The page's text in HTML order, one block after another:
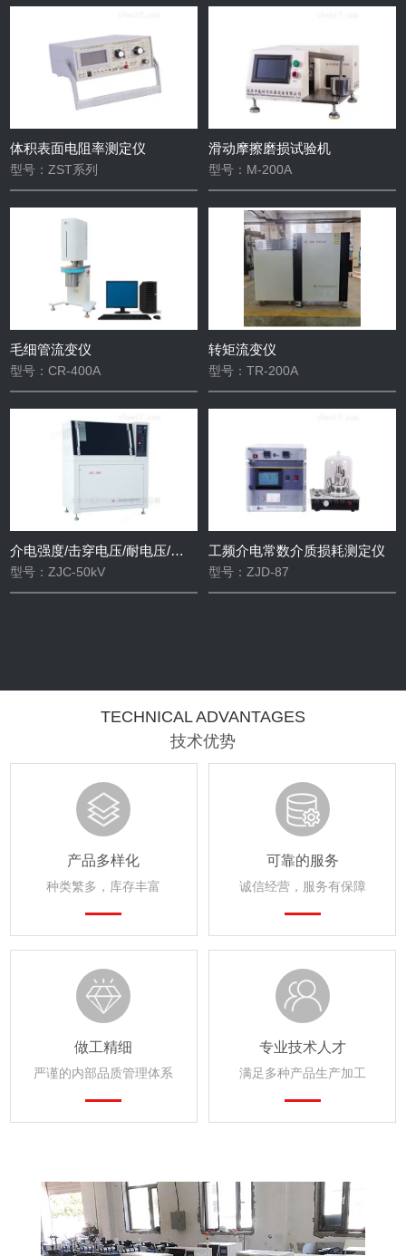
体积表面电阻率测定仪
型号：ZST系列
滑动摩擦磨损试验机
型号：M-200A
毛细管流变仪
型号：CR-400A
转矩流变仪
型号：TR-200A
介电强度/击穿电压/耐电压/击穿强度测试仪
型号：ZJC-50kV
工频介电常数介质损耗测定仪
型号：ZJD-87
TECHNICAL ADVANTAGES
技术优势
产品多样化
种类繁多，库存丰富
可靠的服务
诚信经营，服务有保障
做工精细
严谨的内部品质管理体系
专业技术人才
满足多种产品生产加工